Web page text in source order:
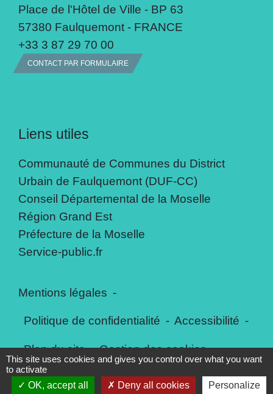
Place de l'Hôtel de Ville - BP 63
57380 Faulquemont - FRANCE
+33 3 87 29 70 00
CONTACT PAR FORMULAIRE
Liens utiles
Communauté de Communes du District
Urbain de Faulquemont (DUF-CC)
Conseil Départemental de la Moselle
Région Grand Est
Préfecture de la Moselle
Service-public.fr
Mentions légales -
Politique de confidentialité - Accessibilité -
Plan du site - Gestion des cookies
Site créé en partenariat avec Réseau des Communes
This site uses cookies and gives you control over what you want
to activate
OK, accept all
Deny all cookies Personalize